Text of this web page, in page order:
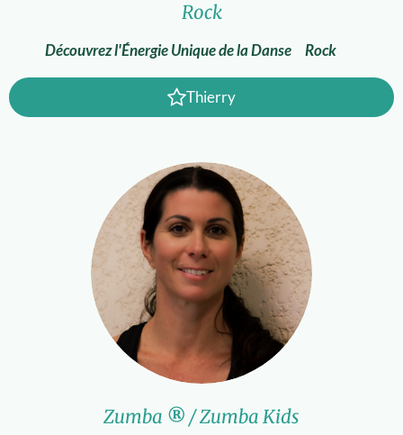
Rock
Découvrez l'Énergie Unique de la Danse Rock
Thierry
Zumba ®/ Zumba Kids